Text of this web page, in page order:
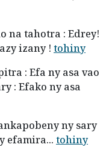
na tahotra : Edrey!
izany ! tohiny
: Efa ny asa vao
: Efako ny asa
ny sary
efamira... tohiny